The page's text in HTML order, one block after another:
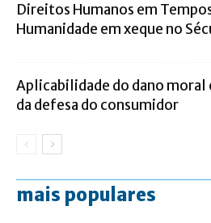
Direitos Humanos em
Humanidade em xeque no
Aplicabilidade do dano
da defesa do consumidor
mais populares